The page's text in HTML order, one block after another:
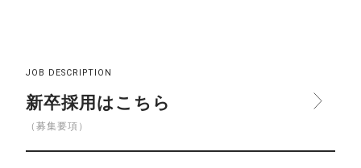
JOB DESCRIPTION
新卒採用はこちら
（募集要項）